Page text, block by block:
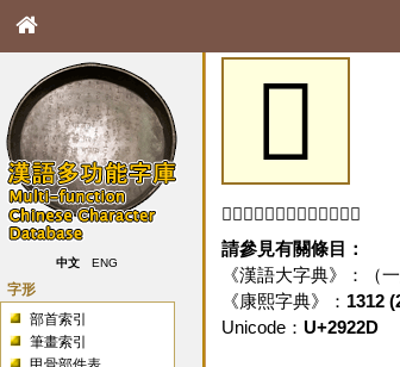
中文 ENG
字形
部首索引
筆畫索引
𩈭
「𩈭」字未收錄於本資料庫。
請參見有關條目：
《漢語大字典》：（一
《康熙字典》： 1312
Unicode： U+2922D